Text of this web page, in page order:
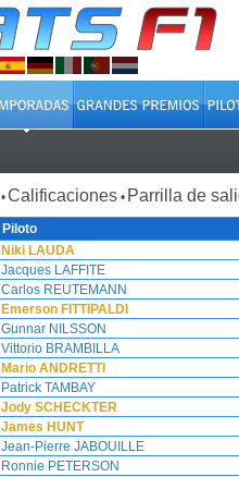
•Calificaciones • Parrilla de
Piloto
Niki LAUDA
Jacques LAFFITE
Carlos REUTEMANN
Emerson FITTIPALDI
Gunnar NILSSON
Vittorio BRAMBILLA
Mario ANDRETTI
Patrick TAMBAY
Jody SCHECKTER
James HUNT
Jean-Pierre JABOUILLE
Ronnie PETERSON